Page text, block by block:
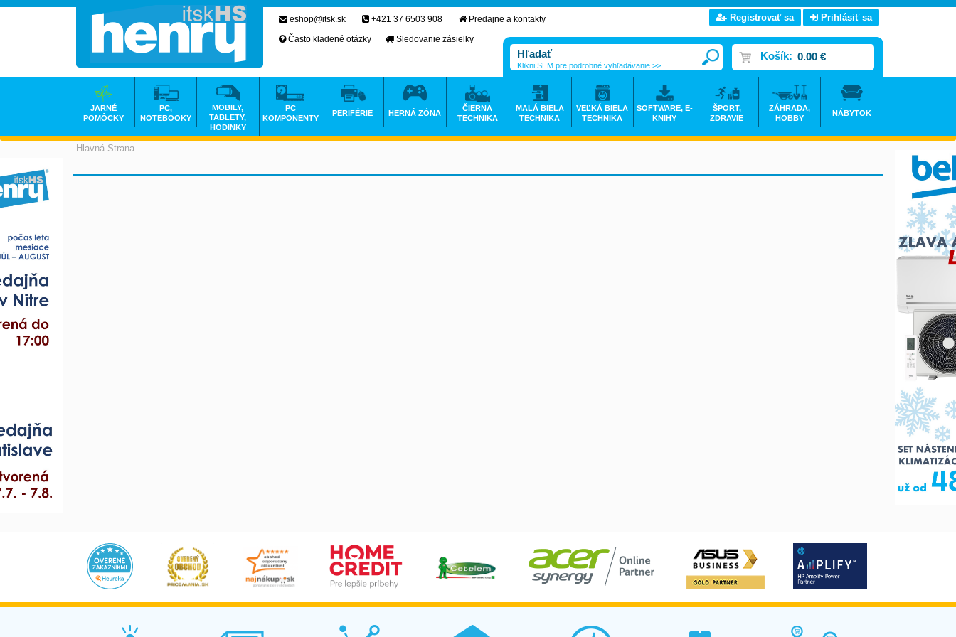
Hlavná Strana
eshop@itsk.sk +421 37 6503 908
Predajne a kontakty
Často kladené otázky
Sledovanie zásielky
Registrovať sa Prihlásiť sa
Košík: 0.00 €
Klikni SEM pre podrobné vyhľadávanie >>
JARNÉ
POMÔCKY
PC,
NOTEBOOKY
MOBILY,
TABLETY,
HODINKY
PC
KOMPONENTY
PERIFÉRIE HERNÁ ZÓNA
ČIERNA
TECHNIKA
MALÁ BIELA
TECHNIKA
VEĽKÁ BIELA
TECHNIKA
SOFTWARE, E-
KNIHY
ŠPORT,
ZDRAVIE
ZÁHRADA,
HOBBY
NÁBYTOK